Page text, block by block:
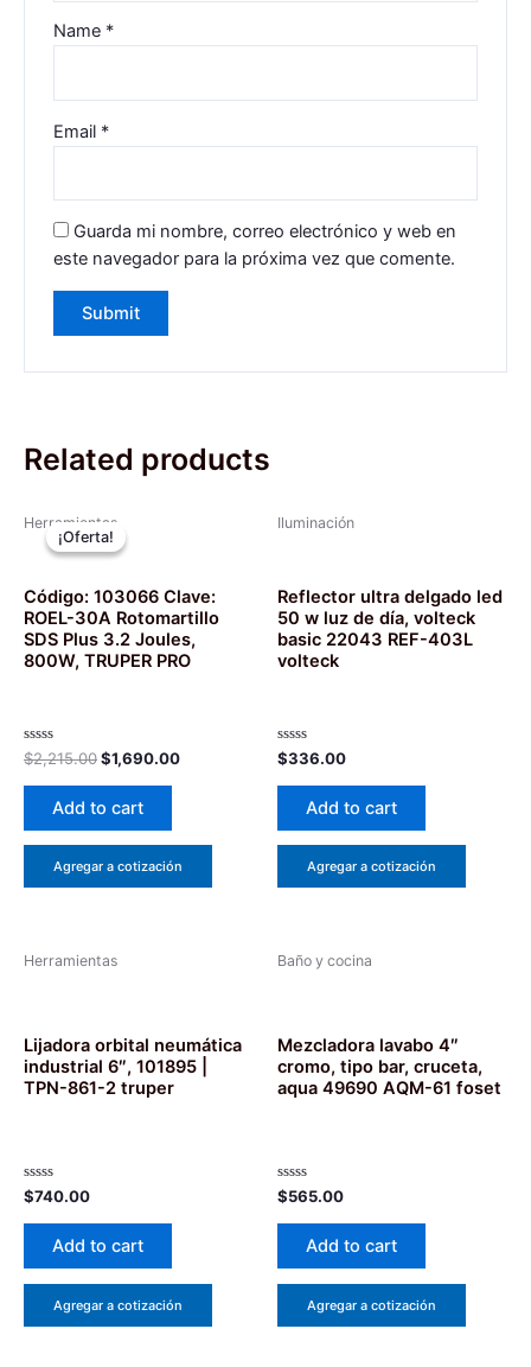
Name *
Email *
Guarda mi nombre, correo electrónico y web en
este navegador para la próxima vez que comente.
Related products
¡Oferta!
¡Oferta!
Herramientas
Código: 103066 Clave:
ROEL-30A Rotomartillo
SDS Plus 3.2 Joules,
800W, TRUPER PRO
Rated
0
out
$2,215.00$1,690.00
Add to cart
Agregar a cotización
Iluminación
Reflector ultra delgado led
50 w luz de día, volteck
basic 22043 REF-403L
volteck
Rated
0
out
$336.00
Add to cart
Agregar a cotización
Herramientas
Lijadora orbital neumática
industrial 6″, 101895 |
TPN-861-2 truper
Rated
0
out
$740.00
Add to cart
Agregar a cotización
Baño y cocina
Mezcladora lavabo 4″
cromo, tipo bar, cruceta,
aqua 49690 AQM-61 foset
Rated
0
out
$565.00
Add to cart
Agregar a cotización